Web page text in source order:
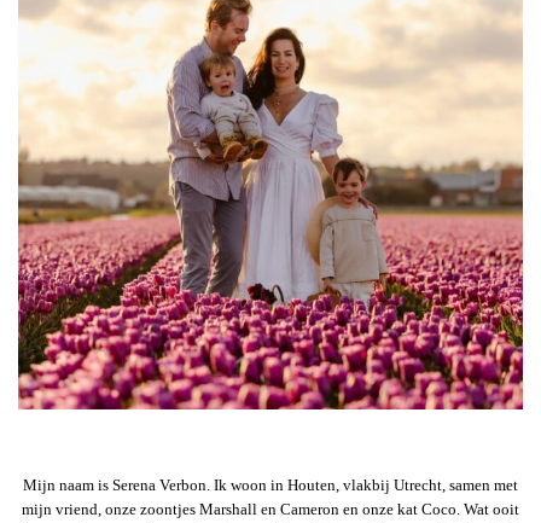
Mijn naam is Serena Verbon. Ik woon in Houten, vlakbij Utrecht, samen met
mijn vriend, onze zoontjes Marshall en Cameron en onze kat Coco. Wat ooit